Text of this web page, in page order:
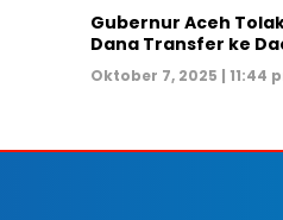
Gubernur Aceh
Dana Transfer ke
Oktober 7, 2025 | 11:44